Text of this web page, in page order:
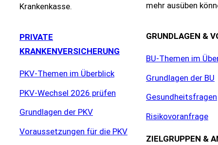
Krankenkasse.
PRIVATE
KRANKENVERSICHERUNG
PKV-Themen im Überblick
PKV-Wechsel 2026 prüfen
Grundlagen der PKV
Voraussetzungen für die PKV
mehr ausüben
GRUNDLAGEN &
BU-Themen im
Grundlagen der BU
Gesundheitsfragen
Risikovoranfrage
ZIELGRUPPEN &